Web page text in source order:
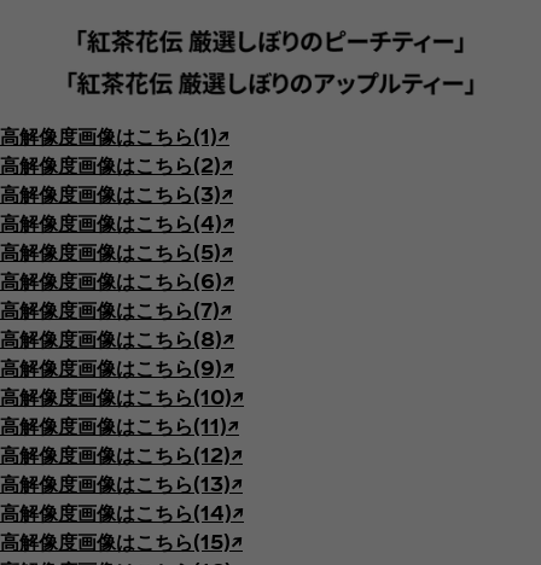
高解像度画像はこちら(1)↗︎
高解像度画像はこちら(2)↗︎
高解像度画像はこちら(3)↗︎
高解像度画像はこちら(4)↗︎
高解像度画像はこちら(5)↗︎
高解像度画像はこちら(6)↗︎
高解像度画像はこちら(7)↗︎
高解像度画像はこちら(8)↗︎
高解像度画像はこちら(9)↗︎
高解像度画像はこちら(10)↗︎
高解像度画像はこちら(11)↗︎
高解像度画像はこちら(12)↗︎
高解像度画像はこちら(13)↗︎
高解像度画像はこちら(14)↗︎
高解像度画像はこちら(15)↗︎